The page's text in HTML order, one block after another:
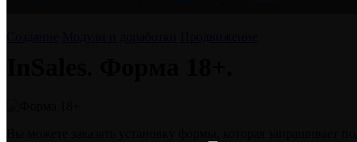
Вы можете заказать установку формы, которая запрашивает